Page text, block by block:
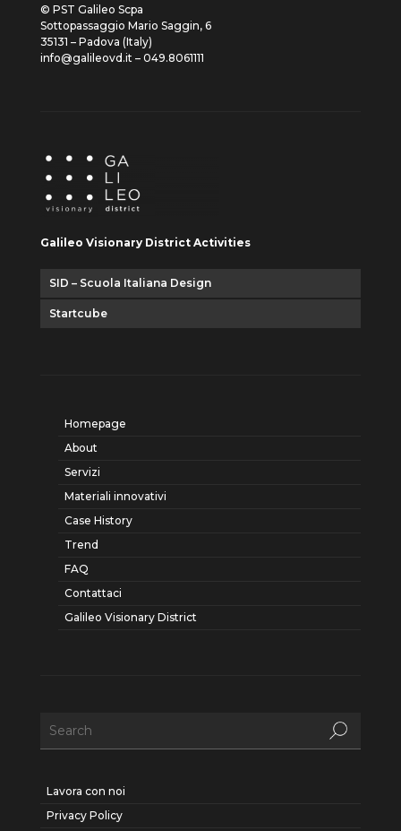
© PST Galileo Scpa
Sottopassaggio Mario Saggin, 6
35131 – Padova (Italy)
info@galileovd.it – 049.8061111
Galileo Visionary District Activities
SID – Scuola Italiana Design
Startcube
Homepage
About
Servizi
Materiali innovativi
Case History
Trend
FAQ
Contattaci
Galileo Visionary District
Lavora con noi
Privacy Policy